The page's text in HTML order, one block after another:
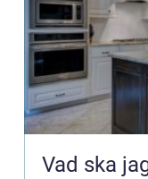
Vad ska